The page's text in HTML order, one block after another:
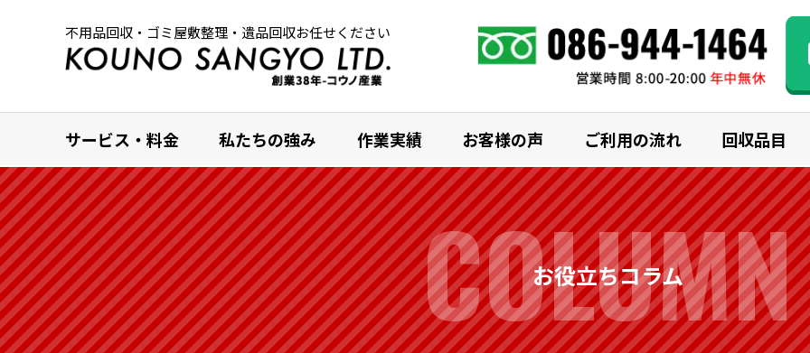
不用品回収・ゴミ屋敷整理・遺品回収お任せください
サービス・料金 私たちの強み 作業実績 お客様の声 ご利用の流れ 回収品目
COLUMN
お役立ちコラム